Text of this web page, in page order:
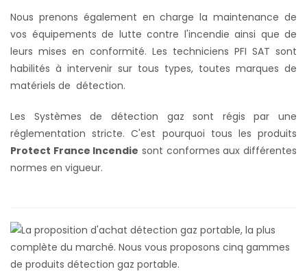
Nous prenons également en charge la maintenance de
vos équipements de lutte contre l'incendie ainsi que de
leurs mises en conformité. Les techniciens PFI SAT sont
habilités à intervenir sur tous types, toutes marques de
matériels de détection.
Les Systèmes de détection gaz sont régis par une
réglementation stricte. C'est pourquoi tous les produits
Protect France Incendie sont conformes aux différentes
normes en vigueur.